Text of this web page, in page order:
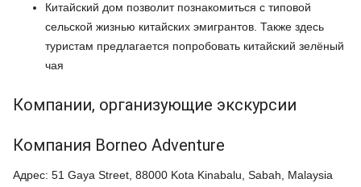
Китайский дом позволит познакомиться с типовой
сельской жизнью китайских эмигрантов. Также здесь
туристам предлагается попробовать китайский зелёный
чая
Компании, организующие экскурсии
Компания Borneo Adventure
Адрес: 51 Gaya Street, 88000 Kota Kinabalu, Sabah, Malaysia